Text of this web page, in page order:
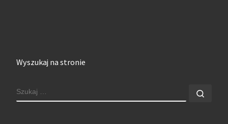
Wyszukaj na stronie
SZUKAJ